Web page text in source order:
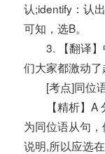
认;identify：认
可知，选B。
3. 【翻译】
们大家都激动了
[考点]同位
【精析】A
为同位语从句
说明,所以应选